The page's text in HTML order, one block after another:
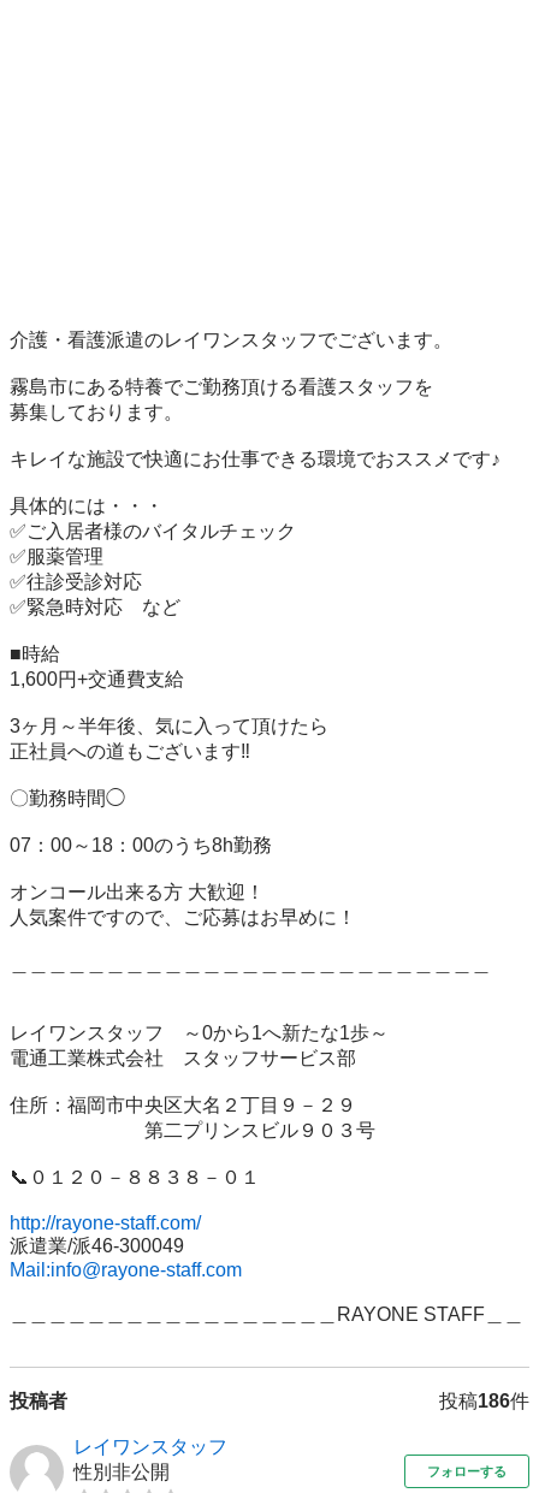
介護・看護派遣のレイワンスタッフでございます。
霧島市にある特養でご勤務頂ける看護スタッフを
募集しております。
キレイな施設で快適にお仕事できる環境でおススメです♪
具体的には・・・
✅ご入居者様のバイタルチェック
✅服薬管理
✅往診受診対応
✅緊急時対応　など
■時給
1,600円+交通費支給
3ヶ月～半年後、気に入って頂けたら
正社員への道もございます‼
〇勤務時間◯
07：00～18：00のうち8h勤務
オンコール出来る方 大歓迎！
人気案件ですので、ご応募はお早めに！
レイワンスタッフ　～0から1へ新たな1歩～
電通工業株式会社　スタッフサービス部
住所：福岡市中央区大名２丁目９－２９
第二プリンスビル９０３号
📞０１２０－８８３８－０１
http://rayone-staff.com/
Mail:info@rayone-staff.com
＿＿＿＿＿＿＿＿＿＿＿＿＿＿＿＿＿RAYONE STAFF＿＿
投稿者 投稿186件
レイワンスタッフ
性別非公開
フォローする